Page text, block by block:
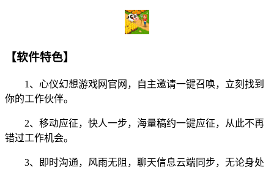
【软件特色】
1、心仪幻想游戏网官网，自主邀请一键召唤，立刻找到
你的工作伙伴。
2、移动应征，快人一步，海量稿约一键应征，从此不再
错过工作机会。
3、即时沟通，风雨无阻，聊天信息云端同步，无论身处